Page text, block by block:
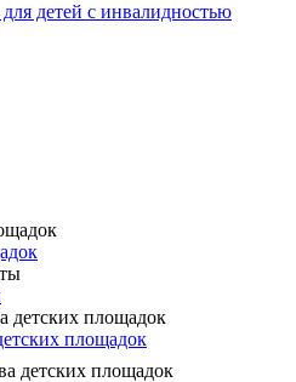
детей с инвалидностью
площадок
детских площадок